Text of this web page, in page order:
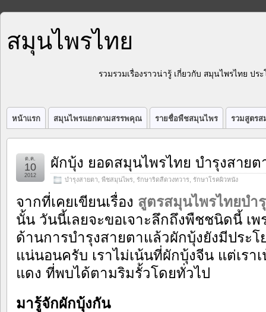
สมุนไพรไทย
รวมรวมเรื่องราวน่ารู้ เกี่ยวกับ สมุนไพรไทย ป
หน้าแรก สมุนไพรแยกตามสรรพคุณ รายชื่อพืชสมุนไพร รวมสูตรส
ผักบุ้ง ยอดสมุนไพรไทย บำรุงสายต
บำรุงสายตา พืชสมุนไพร รักษาริดสีดวงทวาร รักษาโรคผิวหนัง
ต.ค.
10
2012
จากที่เคยเขียนเรื่อง สูตรสมุนไพรไทยบำ
นั้น วันนี้เลยจะขอเจาะลึกถึงพืชชนิดนี้ เ
ด้านการบำรุงสายตาแล้วผักบุ้งยังมีประ
แน่นอนครับ เราไม่เน้นที่ผักบุ้งจีน แต่เรา
แดง ที่พบได้ตามริมรั้วโดยทั่วไป
มารู้จักผักบุ้งกัน